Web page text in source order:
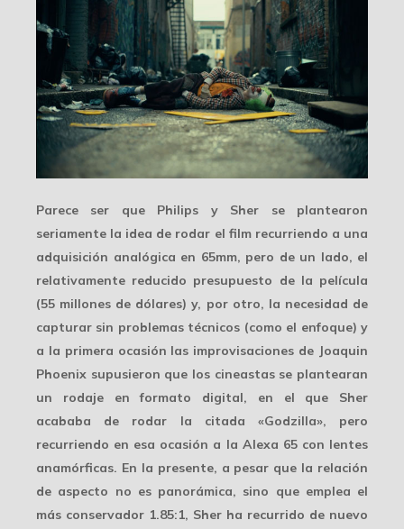
Parece ser que Philips y Sher se plantearon
seriamente la idea de rodar el film recurriendo a una
adquisición analógica en 65mm, pero de un lado, el
relativamente reducido presupuesto de la película
(55 millones de dólares) y, por otro, la necesidad de
capturar sin problemas técnicos (como el enfoque) y
a la primera ocasión las improvisaciones de Joaquin
Phoenix supusieron que los cineastas se plantearan
un rodaje enformato digital, en el que Sher
acababa de rodar la citada «Godzilla», pero
recurriendo en esa ocasión a la Alexa 65con lentes
anamórficas. En la presente, a pesar que la relación
de aspecto no es panorámica, sino que emplea el
más conservador 1.85:1, Sher ha recurrido de nuevo